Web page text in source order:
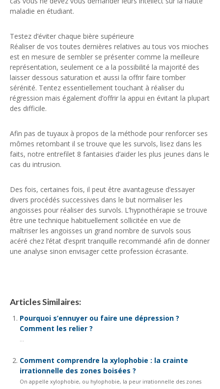
maladie en étudiant.
Testez d’éviter chaque bière supérieure
Réaliser de vos toutes dernières relatives au tous vos mioches
est en mesure de sembler se présenter comme la meilleure
représentation, seulement ce a la possibilité la majorité des
laisser dessous saturation et aussi la offrir faire tomber
sérénité. Tentez essentiellement touchant à réaliser du
régression mais également d’offrir la appui en évitant la plupart
des difficile.
Afin pas de tuyaux à propos de la méthode pour renforcer ses
mômes retombant il se trouve que les survols, lisez dans les
faits, notre entrefilet 8 fantaisies d’aider les plus jeunes dans le
cas du intrusion.
Des fois, certaines fois, il peut être avantageuse d’essayer
divers procédés successives dans le but normaliser les
angoisses pour réaliser des survols. L’hypnothérapie se trouve
être une technique habituellement sollicitée en vue de
maîtriser les angoisses un grand nombre de survols sous
acéré chez l’état d’esprit tranquille recommandé afin de donner
une analyse sinon envisager cette profession écrasante.
Articles Similaires:
Pourquoi s’ennuyer ou faire une dépression ?
Comment les relier ?
...
Comment comprendre la xylophobie : la crainte
irrationnelle des zones boisées ?
On appelle xylophobie, ou hylophobie, la peur irrationnelle des zones